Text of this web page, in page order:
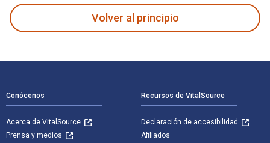
Volver al principio
Conócenos
Acerca de VitalSource
Prensa y medios
Recursos de VitalSource
Declaración de accesibilidad
Afiliados